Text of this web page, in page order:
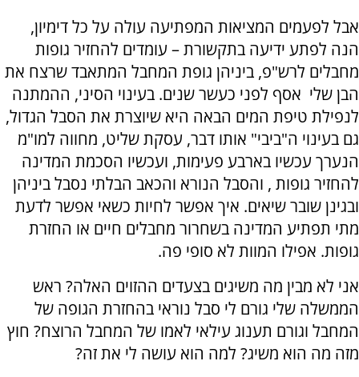
אבל לפעמים המציאות המפתיעה עולה על כל דימיון,
הנה לפתע ידיעה בתקשורת – עומדים להחזיר גופות
מחבלים לרש"פ, ביניהן גופת המחבל המתאבד שרצח את
הבן שלי אסף לפני כעשר שנים. בעינוי הסיני, ההמתנה
לנפילת טיפת המים הבאה היא שיוצרת את הסבל הגדול,
גם בעינוי ה"ביבי" אותו דבר, עסקת שליט, מחווה למו"מ
הנערך עכשיו בארבע פעימות, ועכשיו הסכמת המדינה
להחזיר גופות , והסבל הנורא והכאב הבלתי נסבל ביניהן
ובגינן שובר שיאים. איך אפשר לחיות כשאי אפשר לדעת
מתי תפתיע המדינה בשחרור מחבלים חיים או החזרת
גופות. אפילו המוות לא סופי פה.
אני לא מבין מה משיגים בצעדים ההזוים האלה? ראש
הממשלה שלי גורם לי סבל נוראי בהחזרת הגופה של
המחבל וגורם תענוג עילאי לאמו של המחבל הרוצח? חוץ
מזה מה הוא משיג? למה הוא עושה לי את זה?